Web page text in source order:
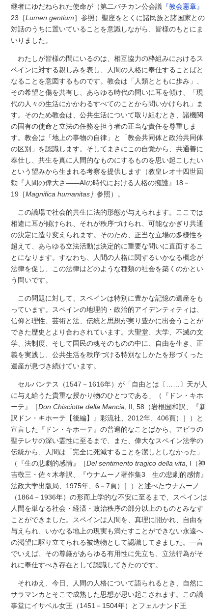
継者にゆだねられた使命が（第二バチカン公会議 『教会憲章』
23［Lumen gentium］参照）聖座をとくに諸民族と諸国家との
対話のうちに置いていることを意識しながら、皆様のもとにま
いりました。
わたしが皆様の間にいるのは、相互協力の枠組みにおけるス
ペインに対する親しみを表し、人間の人格に奉仕することばと
なることを意図するものです。教会は「人類とともに歩み」、
その希望と傷を共有し、あらゆる時代の問いに耳を傾け、「現
代の人々の生活にかかわるすべてのことから問いかけられ」ま
す。そのため教会は、公共生活について取り組むとき、諸機関
の固有の使命と立法の任務を担う者の正当な責任を尊重しま
す。教会は「地上の事物の自律」と「教会共同体と政治共同体
の区別」を認識します。そしてまさにこの自覚から、共通善に
奉仕し、共生を真に人間的なものにするものを思い起こしたい
という望みから生まれる考察を提供します（教皇レオ十四世回
勅『人間の偉大さ――AIの時代における人格の擁護』18－
19［Magnifica humanitas］参照）。
この議場で社会的共生に法的形態が与えられます。ここでは
相違に耳が傾けられ、それが秩序づけられ、可能なかぎり共通
の決定に造り変えられます。そのため、正当な立場の多様性を
超えて、あらゆる立法活動は決定的に重要な問いに直面するこ
とになります。すなわち、人間の人格に関するいかなる概念が
法律を促し、この法律はどのような種類の社会を築くのかとい
う問いです。
この問題に対して、スペインは特別に豊かな記憶の遺産をも
っています。スペインの地理的・政治的アイデンティティは、
信仰と理性、芸術と法、伝統と思想が実り豊かに出会うことが
できた歴史とより合わされています。大聖堂、大学、不滅の文
学、法制度、そして国民の魂そのものの中に、自由を生き、正
義を実践し、公共生活を秩序づける特別なしかたを形づくった
遺産が息づき続けています。
セルバンテス（1547－1616年）が「自由とは〔……〕天が人
に与え給うた貴重な授かり物のひとつである」（『ドン・キホ
ーテ』［Don Chisciotte della Mancia, II, 58（岩根圀和訳、『新
訳ドン・キホーテ【後編】』彩流社、2012年、406頁）］）と
宣言した『ドン・キホーテ』の普遍的なことばから、アビラの
聖テレサの深い霊性に至るまで、また、偉大なスペイン法学の
伝統から、人間は「完全に死滅することを潔しとしなかった」
（『生の悲劇的感情』［Del sentimento tragico della vita, I（神
吉敬三・佐々木孝訳、『ウナムーノ著作集3 生の悲劇的感情』
法政大学出版局、1975年、6－7頁）］）と述べたウナムーノ
（1864－1936年）の形而上学的な不安に至るまで、スペインは
人間を単なる社会・経済・政治秩序の部分以上のものとみなす
ことができました。スペインは人間を、真理に開かれ、自由を
与えられ、いかなる地上の現実も満たすことができない永遠へ
の渇望に駆り立てられる被造物として認識してきました。一言
でいえば、その尊厳があらゆる有用性に先立ち、立法行為がそ
れに奉仕すべき存在として認識してきたのです。
それゆえ、今日、人間の人格について語られるとき、自然に
サラマンカとそこで成熟した思想が思い起こされます。この議
事堂にイサベル女王（1451－1504年）とフェルナンド王